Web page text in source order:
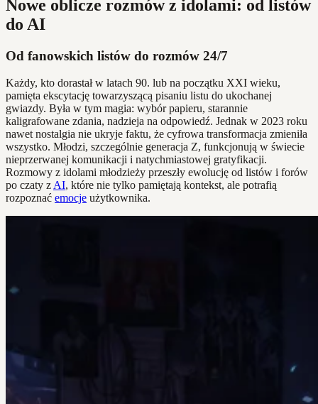
Nowe oblicze rozmów z idolami: od listów
do AI
Od fanowskich listów do rozmów 24/7
Każdy, kto dorastał w latach 90. lub na początku XXI wieku,
pamięta ekscytację towarzyszącą pisaniu listu do ukochanej
gwiazdy. Była w tym magia: wybór papieru, starannie
kaligrafowane zdania, nadzieja na odpowiedź. Jednak w 2023 roku
nawet nostalgia nie ukryje faktu, że cyfrowa transformacja zmieniła
wszystko. Młodzi, szczególnie generacja Z, funkcjonują w świecie
nieprzerwanej komunikacji i natychmiastowej gratyfikacji.
Rozmowy z idolami młodzieży przeszły ewolucję od listów i forów
po czaty z AI, które nie tylko pamiętają kontekst, ale potrafią
rozpoznać emocje użytkownika.